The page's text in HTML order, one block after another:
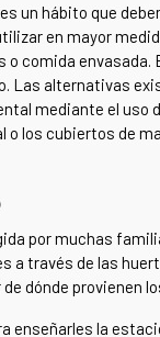
un hábito que
en mayor
comida
Las alternativas
mediante el uso
o los cubiertos de
por muchas
a través de las
dónde provienen
enseñarles la